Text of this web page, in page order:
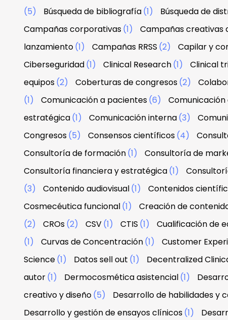
(5)
Búsqueda de bibliografía(1) Búsqueda de
Campañas corporativas(1) Campañas creativas
lanzamiento(1) Campañas RRSS (2) Capilar y
Ciberseguridad(1) Clinical Research(1) Clinical
equipos(2) Coberturas de congresos(2)
(1)
Comunicación a pacientes(6)
estratégica(1) Comunicación interna(3)
Congresos(5) Consensos científicos(4)
Consultoría de formación(1) Consultoría de
Consultoría financiera y estratégica(1)
(3)
Contenido audiovisual(1) Contenidos
Cosmecéutica funcional(1) Creación de
(2)
CROs(2) CSV(1) CTIS (1) Cualificación de
(1)
Curvas de Concentración(1) Customer
Science(1) Datos sell out (1) Decentralized
autor(1) Dermocosmética asistencial(1)
creativo y diseño(5) Desarrollo de habilidades y
Desarrollo y gestión de ensayos clínicos(1)